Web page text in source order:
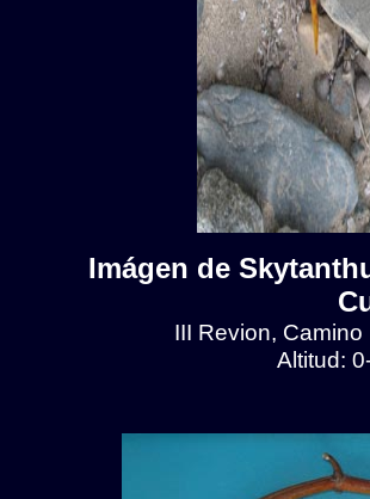
Imágen de
III Revion,
Altitud: